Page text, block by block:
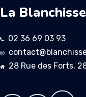
La
02 36 69 03 93
28 Rue des Forts,